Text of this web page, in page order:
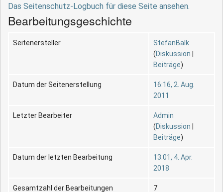
Das Seitenschutz-Logbuch für diese Seite ansehen.
Bearbeitungsgeschichte
Seitenersteller
StefanBalk
(Diskussion
Beiträge)
Datum der Seitenerstellung
16:16, 2. Aug.
2011
Letzter Bearbeiter
Admin
(Diskussion
Beiträge)
Datum der letzten Bearbeitung
13:01, 4. Apr.
2018
Gesamtzahl der Bearbeitungen 7